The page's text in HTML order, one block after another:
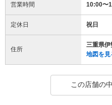
営業時間 10:00〜
定休日 祝日
住所
三重県
地図を見
この店舗の